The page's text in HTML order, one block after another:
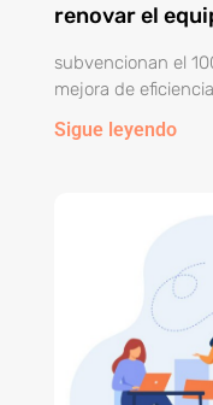
renovar el
subvencionan el
mejora de
Sigue leyendo